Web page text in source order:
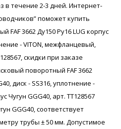
в течение 2-3 дней. Интернет-
поможет купить
FAF 3662 Ду150 Ру16 LUG корпус
- VITON, межфланцевый,
скидки при заказе
поворотный FAF 3662
диск - SS316, уплотнение -
Чугун GGG40, арт. ТТ128567
GGG40, соответствует
трубы ± 50 мм. Допустимое